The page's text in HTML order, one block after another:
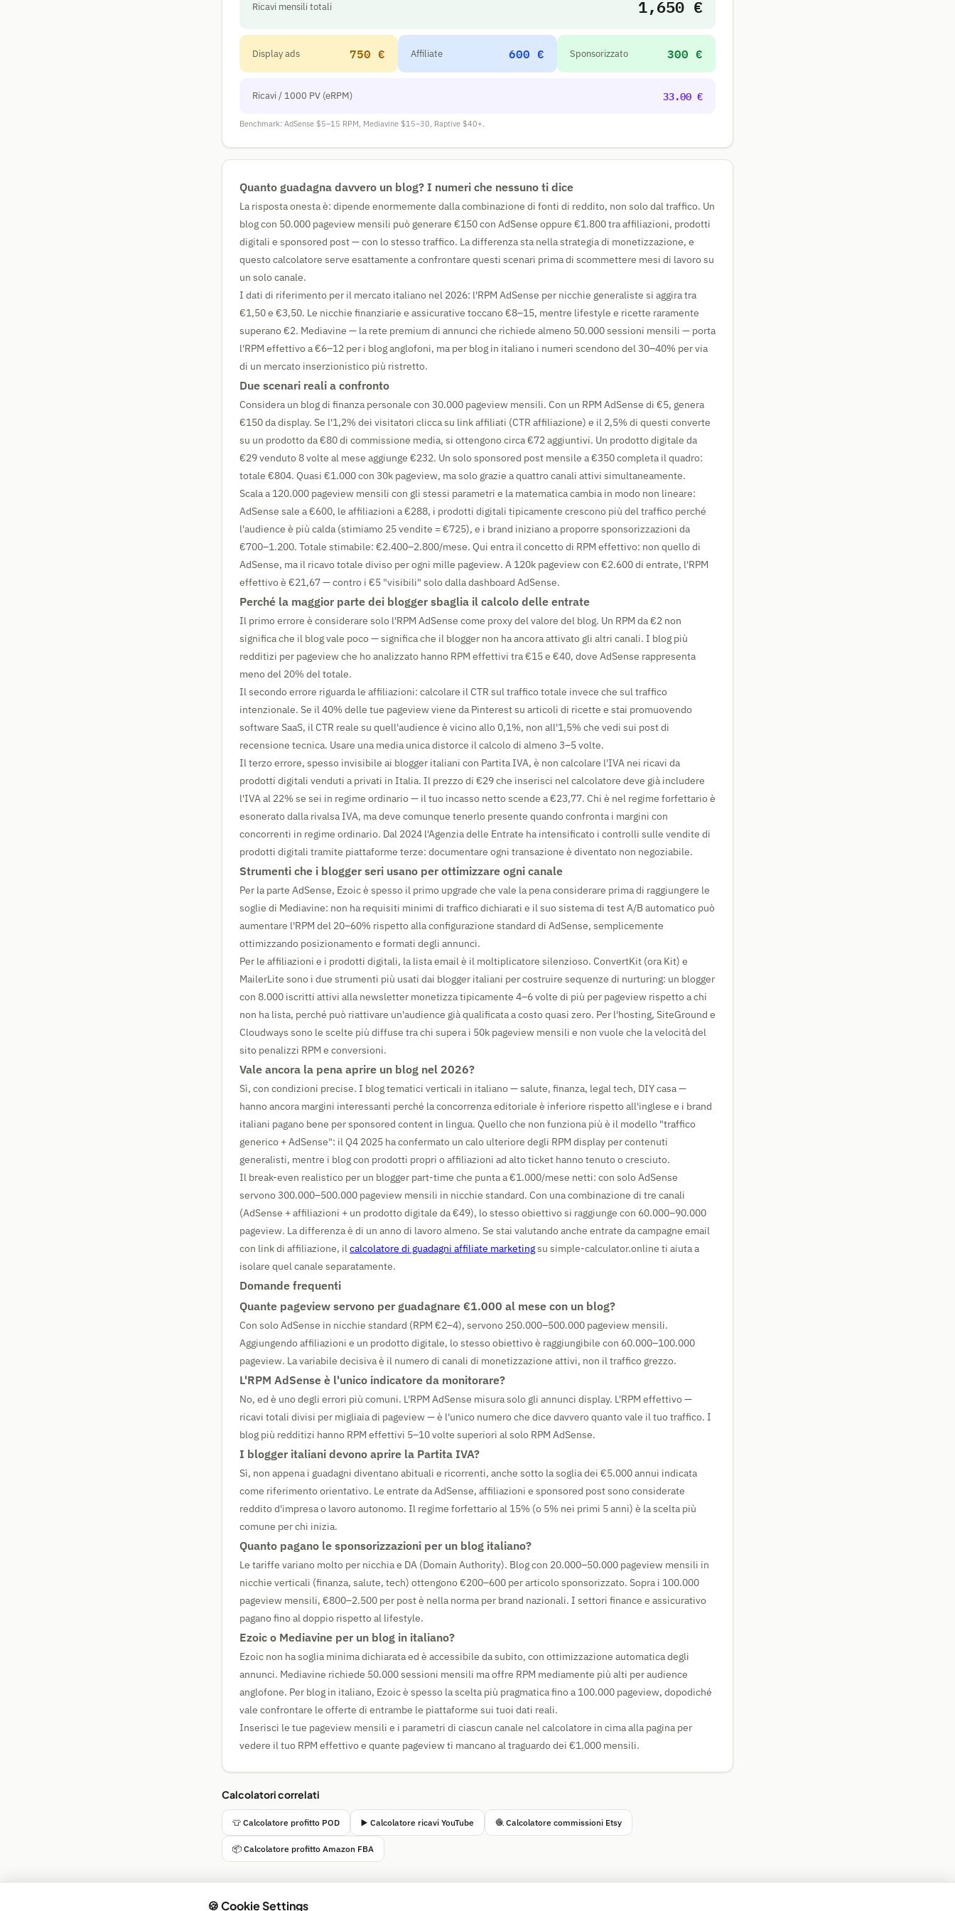
Ricavi mensili totali 1,650 €
Display ads 750 € Affiliate 600 € Sponsorizzato 300 €
Ricavi / 1000 PV (eRPM) 33.00 €
Benchmark: AdSense $5–15 RPM, Mediavine $15–30, Raptive $40+.
Quanto guadagna davvero un blog? I numeri che nessuno ti dice
La risposta onesta è: dipende enormemente dalla combinazione di fonti di reddito, non solo dal traffico. Un
blog con 50.000 pageview mensili può generare €150 con AdSense oppure €1.800 tra affiliazioni, prodotti
digitali e sponsored post — con lo stesso traffico. La differenza sta nella strategia di monetizzazione, e
questo calcolatore serve esattamente a confrontare questi scenari prima di scommettere mesi di lavoro su
un solo canale.
I dati di riferimento per il mercato italiano nel 2026: l'RPM AdSense per nicchie generaliste si aggira tra
€1,50 e €3,50. Le nicchie finanziarie e assicurative toccano €8–15, mentre lifestyle e ricette raramente
superano €2. Mediavine — la rete premium di annunci che richiede almeno 50.000 sessioni mensili — porta
l'RPM effettivo a €6–12 per i blog anglofoni, ma per blog in italiano i numeri scendono del 30–40% per via
di un mercato inserzionistico più ristretto.
Due scenari reali a confronto
Considera un blog di finanza personale con 30.000 pageview mensili. Con un RPM AdSense di €5, genera
€150 da display. Se l'1,2% dei visitatori clicca su link affiliati (CTR affiliazione) e il 2,5% di questi converte
su un prodotto da €80 di commissione media, si ottengono circa €72 aggiuntivi. Un prodotto digitale da
€29 venduto 8 volte al mese aggiunge €232. Un solo sponsored post mensile a €350 completa il quadro:
totale €804. Quasi €1.000 con 30k pageview, ma solo grazie a quattro canali attivi simultaneamente.
Scala a 120.000 pageview mensili con gli stessi parametri e la matematica cambia in modo non lineare:
AdSense sale a €600, le affiliazioni a €288, i prodotti digitali tipicamente crescono più del traffico perché
l'audience è più calda (stimiamo 25 vendite = €725), e i brand iniziano a proporre sponsorizzazioni da
€700–1.200. Totale stimabile: €2.400–2.800/mese. Qui entra il concetto di RPM effettivo: non quello di
AdSense, ma il ricavo totale diviso per ogni mille pageview. A 120k pageview con €2.600 di entrate, l'RPM
effettivo è €21,67 — contro i €5 "visibili" solo dalla dashboard AdSense.
Perché la maggior parte dei blogger sbaglia il calcolo delle entrate
Il primo errore è considerare solo l'RPM AdSense come proxy del valore del blog. Un RPM da €2 non
significa che il blog vale poco — significa che il blogger non ha ancora attivato gli altri canali. I blog più
redditizi per pageview che ho analizzato hanno RPM effettivi tra €15 e €40, dove AdSense rappresenta
meno del 20% del totale.
Il secondo errore riguarda le affiliazioni: calcolare il CTR sul traffico totale invece che sul traffico
intenzionale. Se il 40% delle tue pageview viene da Pinterest su articoli di ricette e stai promuovendo
software SaaS, il CTR reale su quell'audience è vicino allo 0,1%, non all'1,5% che vedi sui post di
recensione tecnica. Usare una media unica distorce il calcolo di almeno 3–5 volte.
Il terzo errore, spesso invisibile ai blogger italiani con Partita IVA, è non calcolare l'IVA nei ricavi da
prodotti digitali venduti a privati in Italia. Il prezzo di €29 che inserisci nel calcolatore deve già includere
l'IVA al 22% se sei in regime ordinario — il tuo incasso netto scende a €23,77. Chi è nel regime forfettario è
esonerato dalla rivalsa IVA, ma deve comunque tenerlo presente quando confronta i margini con
concorrenti in regime ordinario. Dal 2024 l'Agenzia delle Entrate ha intensificato i controlli sulle vendite di
prodotti digitali tramite piattaforme terze: documentare ogni transazione è diventato non negoziabile.
Strumenti che i blogger seri usano per ottimizzare ogni canale
Per la parte AdSense, Ezoic è spesso il primo upgrade che vale la pena considerare prima di raggiungere le
soglie di Mediavine: non ha requisiti minimi di traffico dichiarati e il suo sistema di test A/B automatico può
aumentare l'RPM del 20–60% rispetto alla configurazione standard di AdSense, semplicemente
ottimizzando posizionamento e formati degli annunci.
Per le affiliazioni e i prodotti digitali, la lista email è il moltiplicatore silenzioso. ConvertKit (ora Kit) e
MailerLite sono i due strumenti più usati dai blogger italiani per costruire sequenze di nurturing: un blogger
con 8.000 iscritti attivi alla newsletter monetizza tipicamente 4–6 volte di più per pageview rispetto a chi
non ha lista, perché può riattivare un'audience già qualificata a costo quasi zero. Per l'hosting, SiteGround e
Cloudways sono le scelte più diffuse tra chi supera i 50k pageview mensili e non vuole che la velocità del
sito penalizzi RPM e conversioni.
Vale ancora la pena aprire un blog nel 2026?
Sì, con condizioni precise. I blog tematici verticali in italiano — salute, finanza, legal tech, DIY casa —
hanno ancora margini interessanti perché la concorrenza editoriale è inferiore rispetto all'inglese e i brand
italiani pagano bene per sponsored content in lingua. Quello che non funziona più è il modello "traffico
generico + AdSense": il Q4 2025 ha confermato un calo ulteriore degli RPM display per contenuti
generalisti, mentre i blog con prodotti propri o affiliazioni ad alto ticket hanno tenuto o cresciuto.
Il break-even realistico per un blogger part-time che punta a €1.000/mese netti: con solo AdSense
servono 300.000–500.000 pageview mensili in nicchie standard. Con una combinazione di tre canali
(AdSense + affiliazioni + un prodotto digitale da €49), lo stesso obiettivo si raggiunge con 60.000–90.000
pageview. La differenza è di un anno di lavoro almeno. Se stai valutando anche entrate da campagne email
con link di affiliazione, ilcalcolatore di guadagni affiliate marketingsu simple-calculator.online ti aiuta a
isolare quel canale separatamente.
Domande frequenti
Quante pageview servono per guadagnare €1.000 al mese con un blog?
Con solo AdSense in nicchie standard (RPM €2–4), servono 250.000–500.000 pageview mensili.
Aggiungendo affiliazioni e un prodotto digitale, lo stesso obiettivo è raggiungibile con 60.000–100.000
pageview. La variabile decisiva è il numero di canali di monetizzazione attivi, non il traffico grezzo.
L'RPM AdSense è l'unico indicatore da monitorare?
No, ed è uno degli errori più comuni. L'RPM AdSense misura solo gli annunci display. L'RPM effettivo —
ricavi totali divisi per migliaia di pageview — è l'unico numero che dice davvero quanto vale il tuo traffico. I
blog più redditizi hanno RPM effettivi 5–10 volte superiori al solo RPM AdSense.
I blogger italiani devono aprire la Partita IVA?
Sì, non appena i guadagni diventano abituali e ricorrenti, anche sotto la soglia dei €5.000 annui indicata
come riferimento orientativo. Le entrate da AdSense, affiliazioni e sponsored post sono considerate
reddito d'impresa o lavoro autonomo. Il regime forfettario al 15% (o 5% nei primi 5 anni) è la scelta più
comune per chi inizia.
Quanto pagano le sponsorizzazioni per un blog italiano?
Le tariffe variano molto per nicchia e DA (Domain Authority). Blog con 20.000–50.000 pageview mensili in
nicchie verticali (finanza, salute, tech) ottengono €200–600 per articolo sponsorizzato. Sopra i 100.000
pageview mensili, €800–2.500 per post è nella norma per brand nazionali. I settori finance e assicurativo
pagano fino al doppio rispetto al lifestyle.
Ezoic o Mediavine per un blog in italiano?
Ezoic non ha soglia minima dichiarata ed è accessibile da subito, con ottimizzazione automatica degli
annunci. Mediavine richiede 50.000 sessioni mensili ma offre RPM mediamente più alti per audience
anglofone. Per blog in italiano, Ezoic è spesso la scelta più pragmatica fino a 100.000 pageview, dopodiché
vale confrontare le offerte di entrambe le piattaforme sui tuoi dati reali.
Inserisci le tue pageview mensili e i parametri di ciascun canale nel calcolatore in cima alla pagina per
vedere il tuo RPM effettivo e quante pageview ti mancano al traguardo dei €1.000 mensili.
Calcolatori correlati
👕 Calcolatore profitto POD ▶️ Calcolatore ricavi YouTube 🧶 Calcolatore commissioni Etsy
📦 Calcolatore profitto Amazon FBA
🍪 Cookie Settings